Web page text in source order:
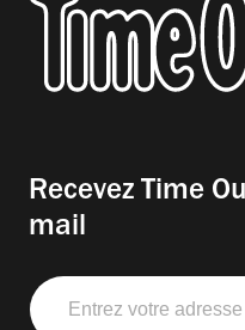
Recevez Time
mail
Entrez
votre